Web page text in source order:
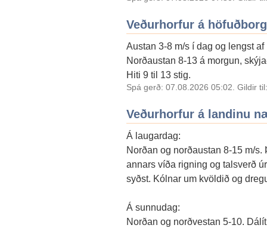
Veðurhorfur á
Austan 3-8 m/s í dag og lengst af
Norðaustan 8-13 á morgun,
Hiti 9 til 13 stig.
Spá gerð: 07.08.2026 05:02. Gildir
Veðurhorfur á landinu
Á laugardag:
Norðan og norðaustan 8-15 m/
annars víða rigning og talsverð
syðst. Kólnar um kvöldið og
Á sunnudag:
Norðan og norðvestan 5-10.